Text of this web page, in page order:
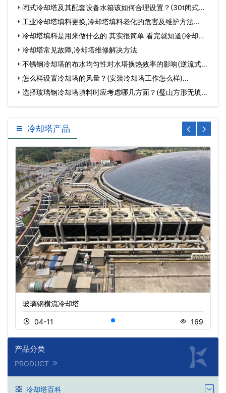
闭式冷却塔及其配套设备水箱该如何合理设置？(30t闭式冷
却塔…
工业冷却塔填料更换,冷却塔填料老化的危害及维护方法…
冷却塔填料是用来做什么的 其实很简单 看完就知道(冷却塔
有…冷却塔常见故障,冷却塔维修解决方法
不锈钢冷却塔的布水均匀性对水塔换热效率的影响(逆流式玻
璃…怎么样设置冷却塔的风量？(安装冷却塔工作怎么样)…
选择玻璃钢冷却塔填料时应考虑哪几方面？(璧山方形无填料
玻璃…
冷却塔产品
玻璃钢横流冷却塔
04-11 169
产品分类
PRODUCT
冷却塔百科